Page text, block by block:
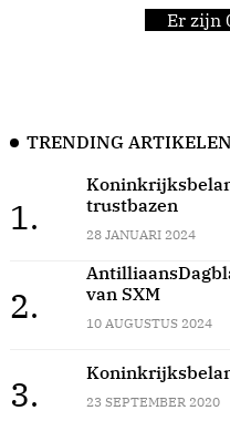
Er zijn
TRENDING ARTIKELEN
1.
trustbazen
28 JANUARI 2024
2.
van SXM
10 AUGUSTUS 2024
3. 23 SEPTEMBER 2020